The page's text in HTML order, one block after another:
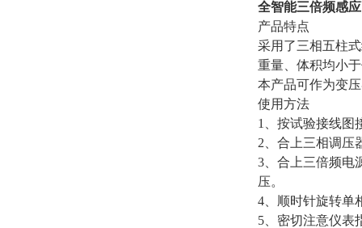
全智能三倍频感
产品特点
采用了三相五柱
重量、体积均小
本产品可作为变
使用方法
1、按试验接线图
2、合上三相调压
3、合上三倍频电
压。
4、顺时针旋转单
5、密切注意仪表